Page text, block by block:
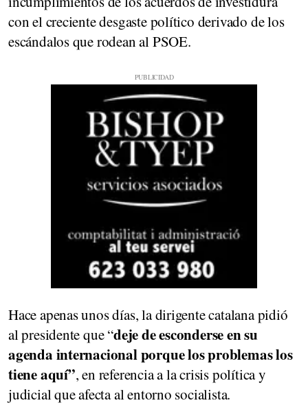
con el creciente desgaste político derivado de los
escándalos que rodean al PSOE.
Hace apenas unos días, la dirigente catalana pidió
al presidente que “deje de esconderse en su
agenda internacional porque los problemas los
tiene aquí”, en referencia a la crisis política y
judicial que afecta al entorno socialista.